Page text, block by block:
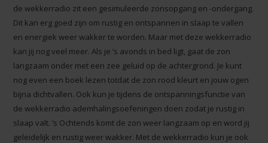
de wekkerradio zit een gesimuleerde zonsopgang en -ondergang.
Dit kan erg goed zijn om rustig en ontspannen in slaap te vallen
en energiek weer wakker te worden. Maar met deze wekkerradio
kan jij nog veel meer. Als je ’s avonds in bed ligt, gaat de zon
langzaam onder met een zee geluid op de achtergrond. Je kunt
nog even een boek lezen totdat de zon rood kleurt en jouw ogen
bijna dichtvallen. Ook kun je tijdens de ontspanningsfunctie van
de wekkerradio ademhalingsoefeningen doen zodat je rustig in
slaap valt. ’s Ochtends komt de zon weer langzaam op en word jij
geleidelijk en rustig weer wakker. Met de wekkerradio kun je ook